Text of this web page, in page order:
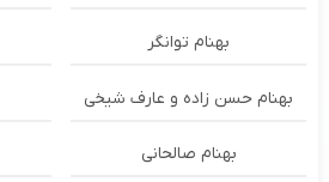
بهنام توانگر
بهنام حسن زاده و عارف شیخی
بهنام صالحانی